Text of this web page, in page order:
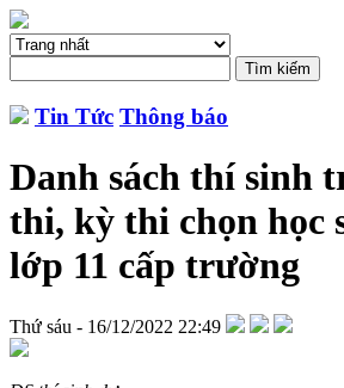
Tin Tức Thông báo
Danh sách thí sinh
thi, kỳ thi chọn học
lớp 11 cấp trường
Thứ sáu - 16/12/2022 22:49